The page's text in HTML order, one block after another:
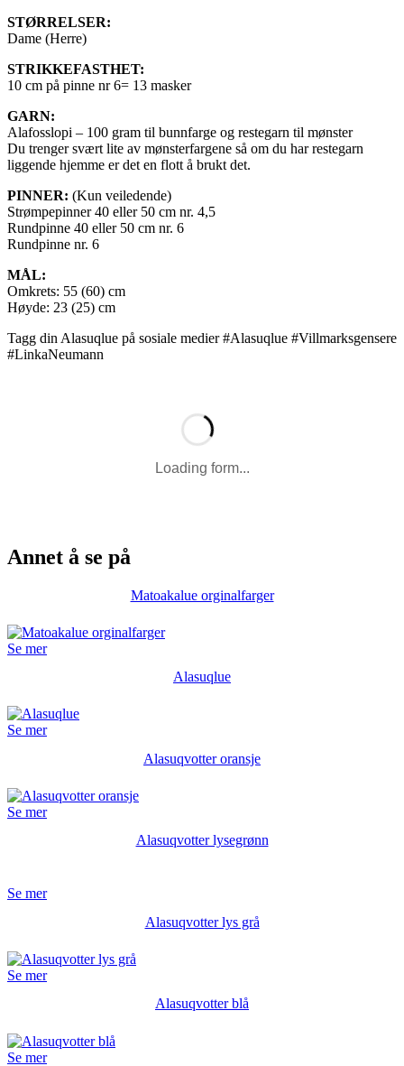
STØRRELSER:
Dame (Herre)
STRIKKEFASTHET:
10 cm på pinne nr 6= 13 masker
GARN:
Alafosslopi – 100 gram til bunnfarge og restegarn til mønster
Du trenger svært lite av mønsterfargene så om du har restegarn
liggende hjemme er det en flott å brukt det.
PINNER: (Kun veiledende)
Strømpepinner 40 eller 50 cm nr. 4,5
Rundpinne 40 eller 50 cm nr. 6
Rundpinne nr. 6
MÅL:
Omkrets: 55 (60) cm
Høyde: 23 (25) cm
Tagg din Alasuqlue på sosiale medier #Alasuqlue #Villmarksgensere
#LinkaNeumann
Loading form...
Annet å se på
Matoakalue orginalfarger
Se mer
Alasuqlue
Se mer
Alasuqvotter oransje
Se mer
Alasuqvotter lysegrønn
Se mer
Alasuqvotter lys grå
Se mer
Alasuqvotter blå
Se mer